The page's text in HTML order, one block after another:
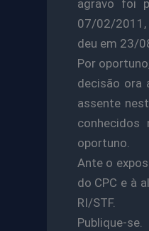
agravo foi
07/02/2011,
deu em 23/
Por
decisão ora
assente
oportuno.
Ante o
do CPC e à
RI/STF.
Publique-se.